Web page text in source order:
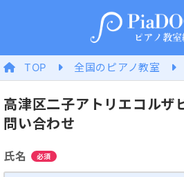
TOP 全国のピアノ教室
高津区二子アトリエコルザ
問い合わせ
氏名 必須